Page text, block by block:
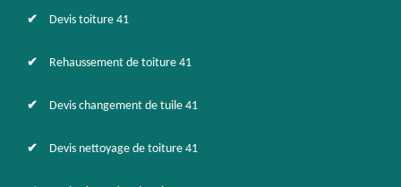
Devis toiture 41
Rehaussement de toiture 41
Devis changement de tuile 41
Devis nettoyage de toiture 41